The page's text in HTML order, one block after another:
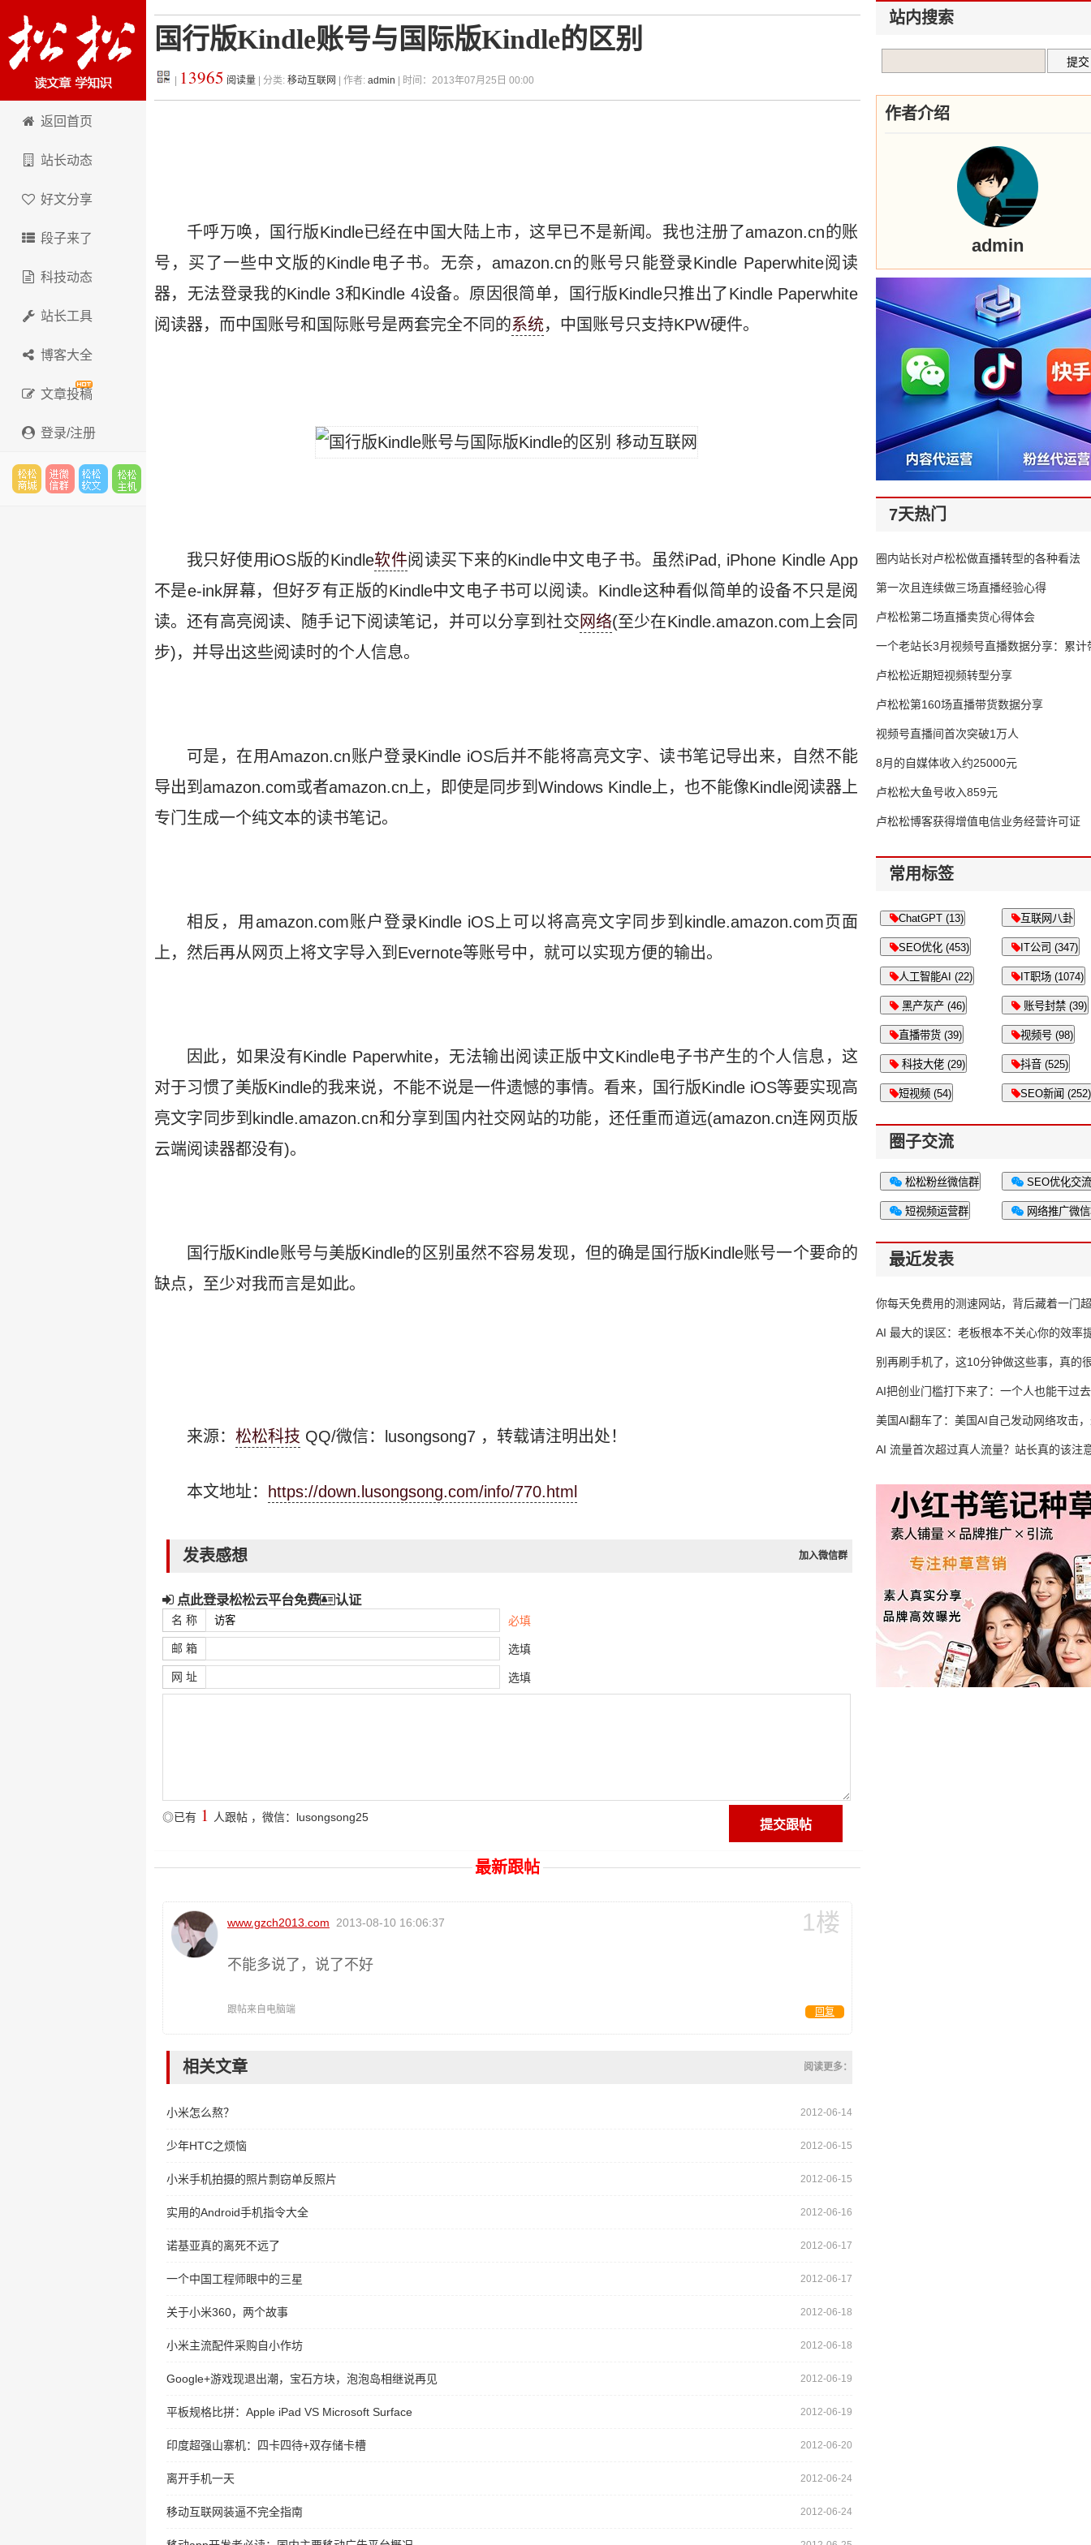
松松科技
返回首页
站长动态
好文分享
段子来了
科技动态
站长工具
博客大全
文章投稿
登录/注册
国行版Kindle账号与国际版Kindle的区别
13965 阅读量 | 分类: 移动互联网 | 作者: admin | 时间：2013年07月25日 00:00
千呼万唤，国行版Kindle已经在中国大陆上市，这早已不是新闻。我也注册了amazon.cn的账
号，买了一些中文版的Kindle电子书。无奈，amazon.cn的账号只能登录Kindle Paperwhite阅读
器，无法登录我的Kindle 3和Kindle 4设备。原因很简单，国行版Kindle只推出了Kindle Paperwhite
阅读器，而中国账号和国际账号是两套完全不同的系统，中国账号只支持KPW硬件。
我只好使用iOS版的Kindle软件阅读买下来的Kindle中文电子书。虽然iPad, iPhone Kindle App
不是e-ink屏幕，但好歹有正版的Kindle中文电子书可以阅读。Kindle这种看似简单的设备不只是阅
读。还有高亮阅读、随手记下阅读笔记，并可以分享到社交网络(至少在Kindle.amazon.com上会同
步)，并导出这些阅读时的个人信息。
可是，在用Amazon.cn账户登录Kindle iOS后并不能将高亮文字、读书笔记导出来，自然不能
导出到amazon.com或者amazon.cn上，即使是同步到Windows Kindle上，也不能像Kindle阅读器上
专门生成一个纯文本的读书笔记。
相反，用amazon.com账户登录Kindle iOS上可以将高亮文字同步到kindle.amazon.com页面
上，然后再从网页上将文字导入到Evernote等账号中，就可以实现方便的输出。
因此，如果没有Kindle Paperwhite，无法输出阅读正版中文Kindle电子书产生的个人信息，这
对于习惯了美版Kindle的我来说，不能不说是一件遗憾的事情。看来，国行版Kindle iOS等要实现高
亮文字同步到kindle.amazon.cn和分享到国内社交网站的功能，还任重而道远(amazon.cn连网页版
云端阅读器都没有)。
国行版Kindle账号与美版Kindle的区别虽然不容易发现，但的确是国行版Kindle账号一个要命的
缺点，至少对我而言是如此。
来源： 松松科技 QQ/微信：lusongsong7 ，转载请注明出处！
本文地址： https://down.lusongsong.com/info/770.html
发表感想 加入微信群
点此登录松松云平台免费 认证
名 称 必填
邮 箱 选填
网 址 选填
◎已有 1 人跟帖 ，微信：lusongsong25
最新跟帖
1楼
www.gzch2013.com 2013-08-10 16:06:37
不能多说了，说了不好
跟帖来自电脑端 回复
相关文章 阅读更多：
2012-06-14
小米怎么熬？
2012-06-15
少年HTC之烦恼
2012-06-15
小米手机拍摄的照片剽窃单反照片
2012-06-16
实用的Android手机指令大全
2012-06-17
诺基亚真的离死不远了
2012-06-17
一个中国工程师眼中的三星
2012-06-18
关于小米360，两个故事
2012-06-18
小米主流配件采购自小作坊
2012-06-19
Google+游戏现退出潮，宝石方块，泡泡岛相继说再见
2012-06-19
平板规格比拼：Apple iPad VS Microsoft Surface
2012-06-20
印度超强山寨机：四卡四待+双存储卡槽
2012-06-24
离开手机一天
2012-06-24
移动互联网装逼不完全指南
站内搜索
作者介绍
admin
7天热门
圈内站长对卢松松做直播转型的各种看法
第一次且连续做三场直播经验心得
卢松松第二场直播卖货心得体会
一个老站长3月视频号直播数据分享：累计
65万
卢松松近期短视频转型分享
卢松松第160场直播带货数据分享
视频号直播间首次突破1万人
8月的自媒体收入约25000元
卢松松大鱼号收入859元
卢松松博客获得增值电信业务经营许可证
常用标签
ChatGPT (13) 互联网八卦
SEO优化 (453) IT公司 (347)
人工智能AI (22) IT职场 (1074)
黑产灰产 (46) 账号封禁 (39)
直播带货 (39) 视频号 (98)
科技大佬 (29) 抖音 (525)
短视频 (54) SEO新闻 (252)
圈子交流
松松粉丝微信群 SEO优化交
短视频运营群 网络推广微
最近发表
你每天免费用的测速网站，背后藏着一门
生意
AI 最大的误区：老板根本不关心你的效率
别再刷手机了，这10分钟做这些事，真的
AI把创业门槛打下来了：一个人也能干过
人的活
美国AI翻车了：美国AI自己发动网络攻击
竟然靠中国AI帮忙善后
AI 流量首次超过真人流量？站长真的该注